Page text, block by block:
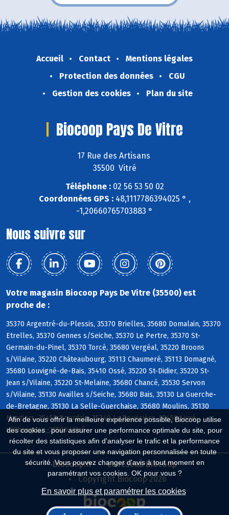
Afin de vous offrir la meilleure expérience possible, Biocoop utilise
des cookies : pour assurer une performance optimale du site, pour
récolter des statistiques afin d'analyser le trafic et la performance
du site et vous proposer une navigation personnalisée en toute
sécurité. Vous pouvez changer d'avis à tout moment en
paramétrant vos cookies. OK pour vous ?
En savoir plus et paramétrer les cookies
Accueil Contact
Mentions légales
Protection des données
CGU
Gestion des cookies
Plan du site
Biocoop Pays De Vitre
17 Rue des Artisans
35500 Vitré
Téléphone :02 56 53 50 02
Coordonnées GPS :48,1117786394025 ° ,
-1,20660765703883 °
Nous suivre sur
Votre magasin Biocoop Pays De Vitre (35500) est
proche de :
35370 Argentré-du-Plessis, 35370 Brielles, 35680 Domalain, 35370
Etrelles, 35370 Gennes s/Seiche, 35370 Le Pertre, 35370 St-
Germain-du-Pinel, 35370 Torcé, 35680 Vergéal, 35220 Broons
s/Vilaine, 35220 Châteaubourg, 35113 Chaumeré, 35113 Domagné,
35680 Louvigné-de-Bais, 35410 Ossé, 35220 St-Didier, 35220 St-
Jean s/Vilaine, 35220 St-Melaine, 35680 Chancé, 35530 Servon
s/Vilaine, 35130 Availles s/Seiche, 35680 Bais, 35130 La Guerche-
de-Bretagne, 35130 La Selle-Guerchaise, 35680 Moulins, 35130
Moutiers, 35450 Dourdain, 35340 La Bouëxière, 35450 Livré
s/Changeon, 35500 Vitré
Biocoop.fr
Le réseau Biocoop
Copyright Biocoop 2026